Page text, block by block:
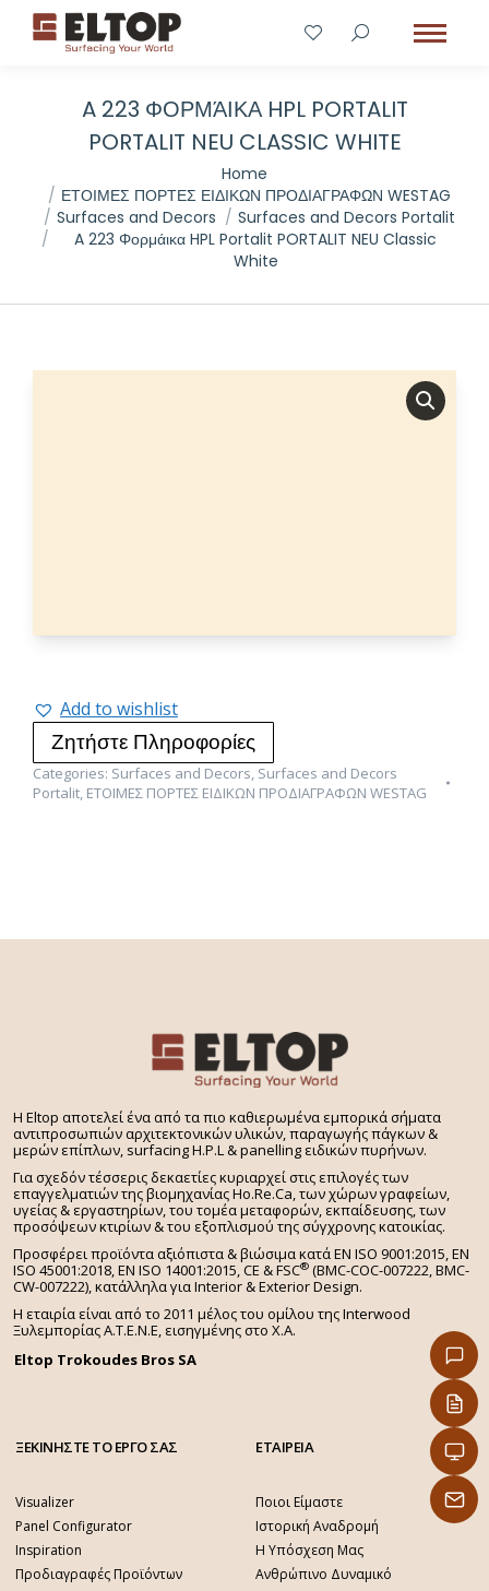
A 223 ΦΟΡΜΆΙΚΑ HPL PORTALIT
PORTALIT NEU CLASSIC WHITE
Home
ΕΤΟΙΜΕΣ ΠΟΡΤΕΣ ΕΙΔΙΚΩΝ ΠΡΟΔΙΑΓΡΑΦΩΝ WESTAG
Surfaces and Decors
Surfaces and Decors Portalit
A 223 Φορμάικα HPL Portalit PORTALIT NEU Classic
White
Add to wishlist
Ζητήστε Πληροφορίες
Categories: Surfaces and Decors Surfaces and Decors
Portalit ΕΤΟΙΜΕΣ ΠΟΡΤΕΣ ΕΙΔΙΚΩΝ ΠΡΟΔΙΑΓΡΑΦΩΝ WESTAG
H Eltop αποτελεί ένα από τα πιο καθιερωμένα εμπορικά σήματα
αντιπροσωπιών αρχιτεκτονικών υλικών, παραγωγής πάγκων &
μερών επίπλων, surfacing H.P.L & panelling ειδικών πυρήνων.
Για σχεδόν τέσσερις δεκαετίες κυριαρχεί στις επιλογές των
επαγγελματιών της βιομηχανίας Ho.Re.Ca, των χώρων γραφείων,
υγείας & εργαστηρίων, του τομέα μεταφορών, εκπαίδευσης, των
προσόψεων κτιρίων & του εξοπλισμού της σύγχρονης κατοικίας.
Προσφέρει προϊόντα αξιόπιστα & βιώσιμα κατά EN ISO 9001:2015, EN
ISO 45001:2018, EN ISO 14001:2015,CE & FSC® (BMC-COC-007222, BMC-
CW-007222), κατάλληλα για Interior & Exterior Design.
Η εταιρία είναι από το 2011 μέλος του ομίλου της Interwood
Ξυλεμπορίας Α.Τ.Ε.Ν.Ε, εισηγμένης στο Χ.A.
Eltop Trokoudes Bros SA
ΞΕΚΙΝΗΣΤΕ ΤΟ ΕΡΓΟ ΣΑΣ
Visualizer
Panel Configurator
Inspiration
Προδιαγραφές Προϊόντων
ΕΤΑΙΡΕΙΑ
Ποιοι Είμαστε
Ιστορική Αναδρομή
Η Υπόσχεση Μας
Ανθρώπινο Δυναμικό